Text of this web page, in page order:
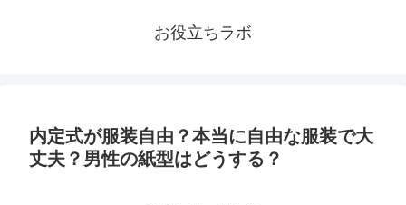
お役立ちラボ
内定式が服装自由？本当に自由な服装で大
丈夫？男性の紙型はどうする？